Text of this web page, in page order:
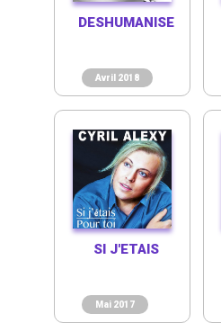
Avril 2018
DESHUMANISE
Mai 2017
SI J'ETAIS